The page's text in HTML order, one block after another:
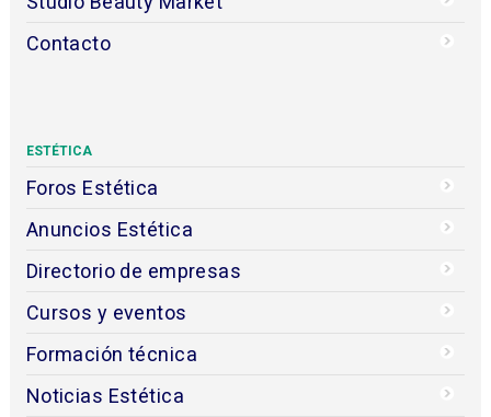
Contacto
ESTÉTICA
Foros Estética
Anuncios Estética
Directorio de empresas
Cursos y eventos
Formación técnica
Noticias Estética